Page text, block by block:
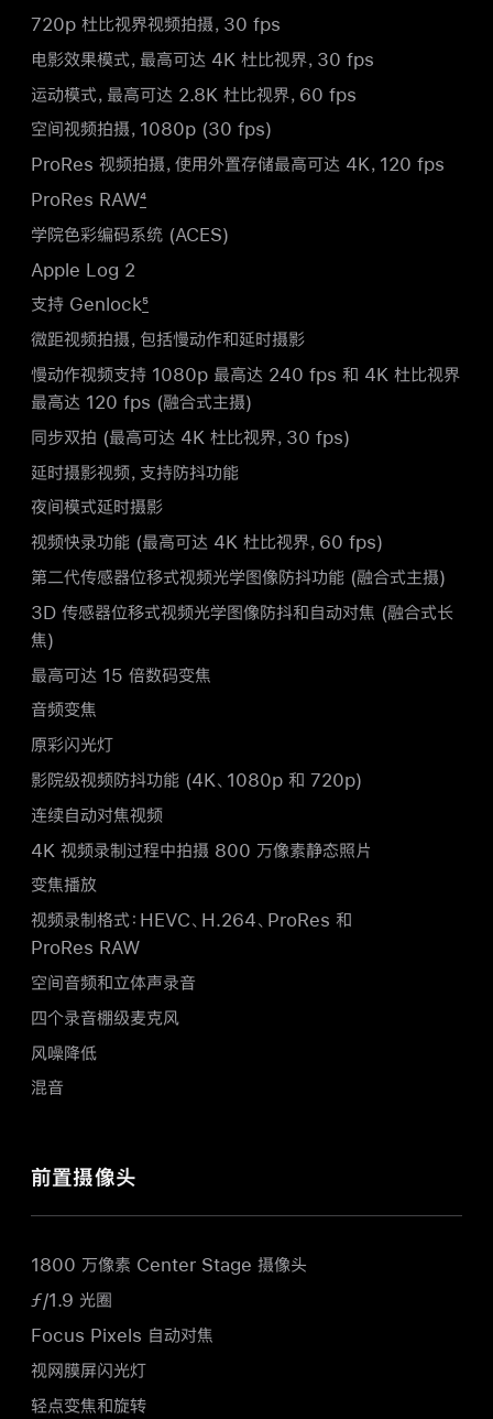
720p 杜比视界视频拍摄，30 fps
电影效果模式，最高可达 4K 杜比视界，30 fps
运动模式，最高可达 2.8K 杜比视界，60 fps
空间视频拍摄，1080p (30 fps)
ProRes 视频拍摄，使用外置存储最高可达 4K，120 fps
ProRes RAW4
学院色彩编码系统 (ACES)
Apple Log 2
支持 Genlock5
微距视频拍摄，包括慢动作和延时摄影
慢动作视频支持 1080p 最高达 240 fps 和 4K 杜比视界
最高达 120 fps (融合式主摄)
同步双拍 (最高可达 4K 杜比视界，30 fps)
延时摄影视频，支持防抖功能
夜间模式延时摄影
视频快录功能 (最高可达 4K 杜比视界，60 fps)
第二代传感器位移式视频光学图像防抖功能 (融合式主摄)
3D 传感器位移式视频光学图像防抖和自动对焦 (融合式长
焦)
最高可达 15 倍数码变焦
音频变焦
原彩闪光灯
影院级视频防抖功能 (4K、1080p 和 720p)
连续自动对焦视频
4K 视频录制过程中拍摄 800 万像素静态照片
变焦播放
视频录制格式：HEVC、H.264、ProRes 和
ProRes RAW
空间音频和立体声录音
四个录音棚级麦克风
风噪降低
混音
前置摄像头
1800 万像素 Center Stage 摄像头
ƒ/1.9 光圈
Focus Pixels 自动对焦
视网膜屏闪光灯
轻点变焦和旋转